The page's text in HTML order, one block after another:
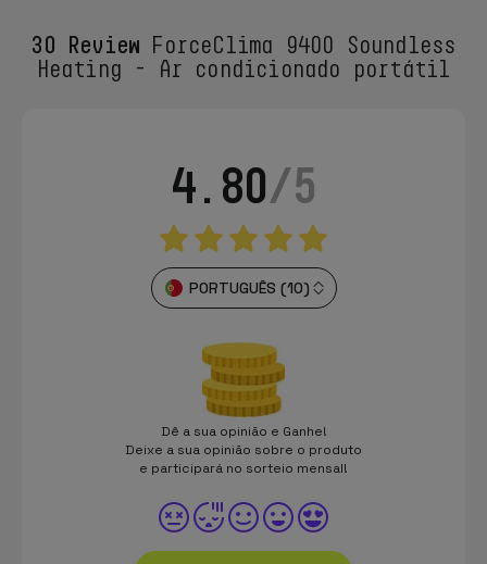
30 Review ForceClima 9400 Soundless
Heating - Ar condicionado portátil
4.80/5
PORTUGUÊS (10)
Dê a sua opinião e Ganhe!
Deixe a sua opinião sobre o produto
e participará no sorteio mensal!